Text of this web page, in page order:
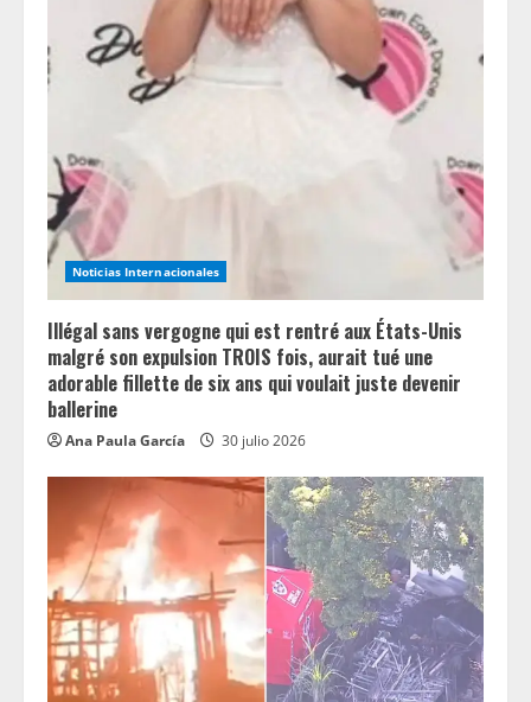
Noticias Internacionales
Illégal sans vergogne qui est rentré aux États-Unis
malgré son expulsion TROIS fois, aurait tué une
adorable fillette de six ans qui voulait juste devenir
ballerine
Ana Paula García 30 julio 2026